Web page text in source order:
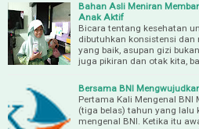
Bahan Asli Meniran
Anak Aktif
Bicara tentang kesehatan
dibutuhkan konsistensi dan
yang baik, asupan gizi
juga pikiran dan otak kita,
Bersama BNI
Pertama Kali Mengenal
(tiga belas) tahun yang lalu
mengenal BNI. Ketika itu